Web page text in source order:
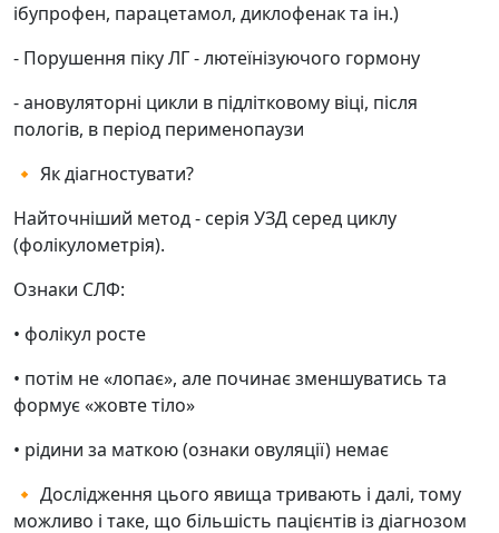
ібупрофен, парацетамол, диклофенак та ін.)
- Порушення піку ЛГ - лютеїнізуючого гормону
- ановуляторні цикли в підлітковому віці, після
пологів, в період перименопаузи
🔸 Як діагностувати?
Найточніший метод - серія УЗД серед циклу
(фолікулометрія).
Ознаки СЛФ:
• фолікул росте
• потім не «лопає», але починає зменшуватись та
формує «жовте тіло»
• рідини за маткою (ознаки овуляції) немає
🔸 Дослідження цього явища тривають і далі, тому
можливо і таке, що більшість пацієнтів із діагнозом